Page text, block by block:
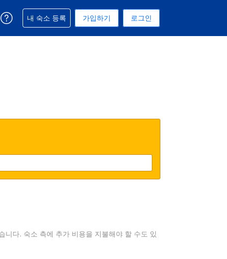
택된 통화는 미국 달러입니다
택. 현재 선택된 언어는 한국어입니다
예약과 관련해 도움을 받으실 수 있습니다
내 숙소 등록 가입하기 로그인
니다. 숙소 측에 추가 비용을 지불해야 할 수도 있